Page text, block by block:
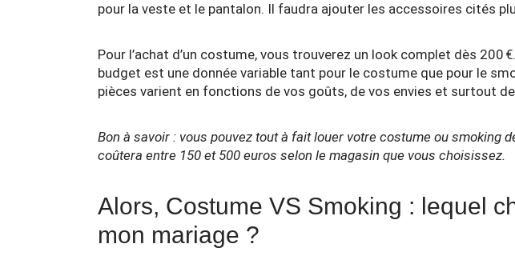
pour la veste et le pantalon. Il faudra ajouter les accessoires cités
Pour l’achat d’un costume, vous trouverez un look complet dès 200
budget est une donnée variable tant pour le costume que pour le
pièces varient en fonctions de vos goûts, de vos envies et surtout
Bon à savoir : vous pouvez tout à fait louer votre costume ou smoking
coûtera entre 150 et 500 euros selon le magasin que vous choisissez.
Alors, Costume VS Smoking : lequel
mon mariage ?